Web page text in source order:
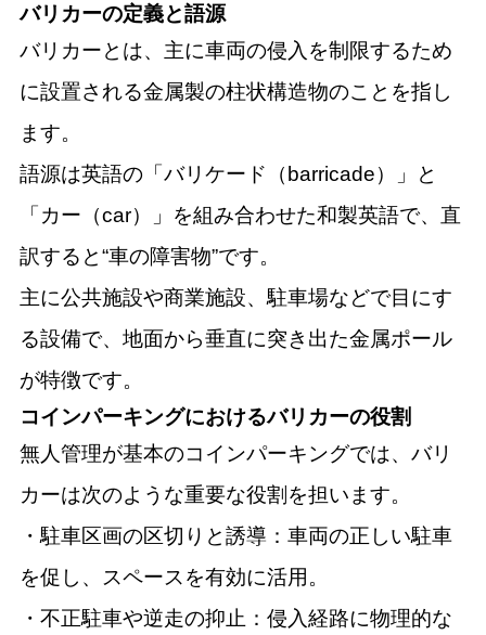
バリカーの定義と語源
バリカーとは、主に車両の侵入を制限するため
に設置される金属製の柱状構造物のことを指し
ます。
語源は英語の「バリケード（barricade）」と
「カー（car）」を組み合わせた和製英語で、直
訳すると“車の障害物”です。
主に公共施設や商業施設、駐車場などで目にす
る設備で、地面から垂直に突き出た金属ポール
が特徴です。
コインパーキングにおけるバリカーの役割
無人管理が基本のコインパーキングでは、バリ
カーは次のような重要な役割を担います。
・駐車区画の区切りと誘導：車両の正しい駐車
を促し、スペースを有効に活用。
・不正駐車や逆走の抑止：侵入経路に物理的な